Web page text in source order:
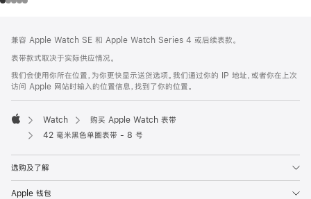
页
页
脚
注
兼容 Apple Watch SE 和 Apple Watch Series 4 或后续表款。
表带款式取决于实际供应情况。
我们会使用你所在位置，为你更快显示送货选项。我们通过你的 IP 地址，或者你在上次
访问 Apple 网站时输入的位置信息，找到了你的位置。
Apple
Watch
购买 Apple Watch 表带
42 毫米黑色单圈表带 - 8 号
选购及了解
Apple 钱包